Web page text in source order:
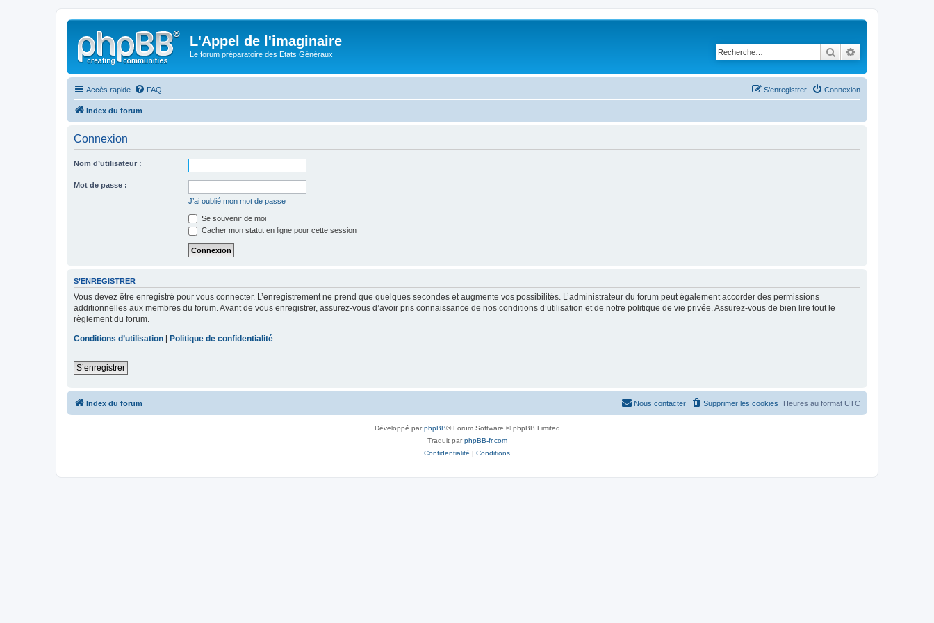
L'Appel de l'imaginaire
Le forum préparatoire des Etats Généraux Rechercher
Accès rapide FAQ Connexion
S’enregistrer
Index du forum
Connexion
Nom d’utilisateur :
Mot de passe :
J’ai oublié mon mot de passe
Se souvenir de moi
Cacher mon statut en ligne pour cette session
S’ENREGISTRER
Vous devez être enregistré pour vous connecter. L’enregistrement ne prend que quelques secondes et augmente vos possibilités. L’administrateur du forum peut également accorder des permissions
additionnelles aux membres du forum. Avant de vous enregistrer, assurez-vous d’avoir pris connaissance de nos conditions d’utilisation et de notre politique de vie privée. Assurez-vous de bien lire tout le
règlement du forum.
Conditions d’utilisation
Politique de confidentialité
S’enregistrer
Index du forum Heures au format UTC
Supprimer les cookies
Nous contacter
Développé parphpBB® Forum Software © phpBB Limited
Traduit parphpBB-fr.com
Confidentialité | Conditions